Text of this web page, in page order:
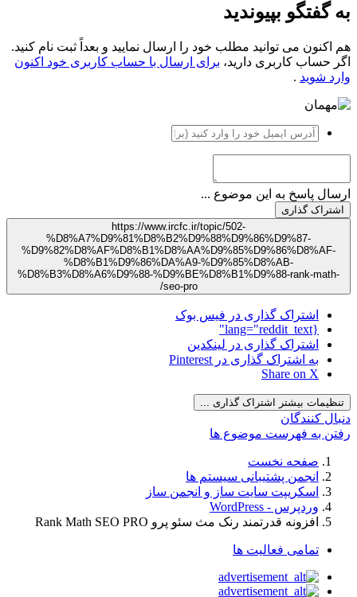
گفتگو بپیوندید
اکنون می توانید مطلب خود را ارسال نمایید و بعداً ثبت نام کنید.
حساب کاربری دارید،برای ارسال با حساب کاربری خود اکنون
شوید.
پاسخ به این موضوع ...
اشتراک گذاری
https://www.ircfc.ir/topic/502-
%D8%A7%D9%81%D8%B2%D9%88%D9%86%D9%87-
%D9%82%D8%AF%D8%B1%D8%AA%D9%85%D9%86%D8%AF-
%D8%B1%D9%86%DA%A9-%D9%85%D8%AB-
%D8%B3%D8%A6%D9%88-%D9%BE%D8%B1%D9%88-rank-math-
seo-pro/
اشتراک گذاری در فیس بوک
اشتراک گذاری در لینکدین
به اشتراک گذاری در Pinterest
Share on X
تنظیمات بیشتر اشتراک گذاری ...
کنندگان
به فهرست موضوع ها
صفحه نخست
انجمن پشتیبانی سیستم ها
اسکریپت سایت ساز و انجمن ساز
وردپرس - WordPress
افزونه قدرتمند رنک مث سئو پرو Rank Math SEO PRO
تمامی فعالیت ها